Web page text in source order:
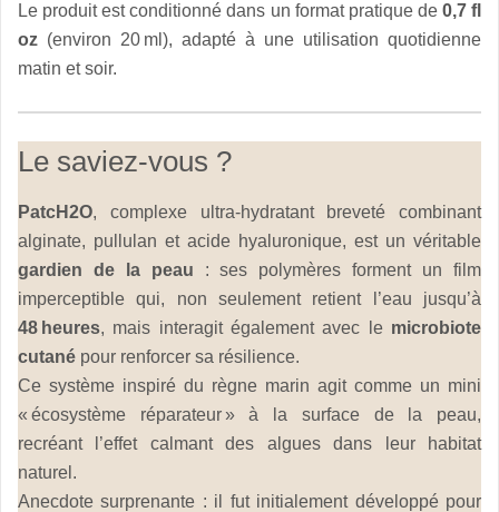
Le produit est conditionné dans un format pratique de 0,7 fl
oz (environ 20 ml), adapté à une utilisation quotidienne
matin et soir.
Le saviez-vous ?
PatcH2O, complexe ultra-hydratant breveté combinant
alginate, pullulan et acide hyaluronique, est un véritable
gardien de la peau : ses polymères forment un film
imperceptible qui, non seulement retient l’eau jusqu’à
48 heures, mais interagit également avec le microbiote
cutané pour renforcer sa résilience.
Ce système inspiré du règne marin agit comme un mini
« écosystème réparateur » à la surface de la peau,
recréant l’effet calmant des algues dans leur habitat
naturel.
Anecdote surprenante : il fut initialement développé pour